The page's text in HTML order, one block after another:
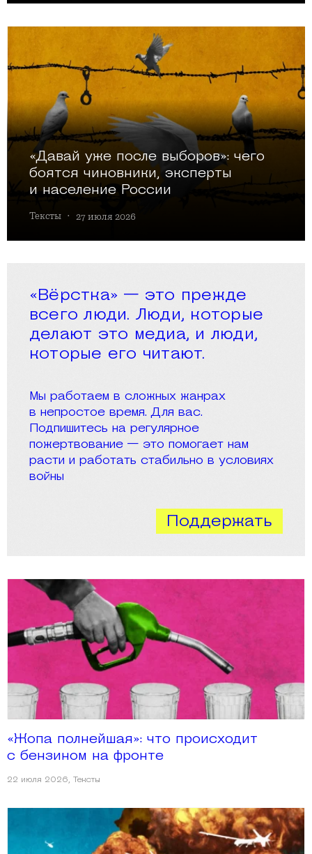
«Давай уже после выборов»: чего
боятся чиновники, эксперты
и население России
Тексты · 27 июля 2026
«Вёрстка» — это прежде
всего люди. Люди, которые
делают это медиа, и люди,
которые его читают.
Мы работаем в сложных жанрах
в непростое время. Для вас.
Подпишитесь на регулярное
пожертвование — это помогает нам
расти и работать стабильно в условиях
войны
Поддержать
«Жопа полнейшая»: что происходит
с бензином на фронте
22 июля 2026, Тексты